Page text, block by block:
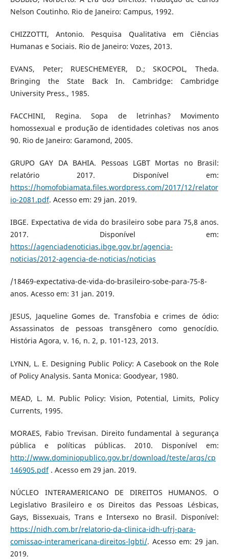
Nelson Coutinho. Rio de Janeiro: Campus, 1992.
CHIZZOTTI, Antonio. Pesquisa Qualitativa em Ciências
Humanas e Sociais. Rio de Janeiro: Vozes, 2013.
EVANS, Peter; RUESCHEMEYER, D.; SKOCPOL, Theda.
Bringing the State Back In. Cambridge: Cambridge
University Press., 1985.
FACCHINI, Regina. Sopa de letrinhas? Movimento
homossexual e produção de identidades coletivas nos anos
90. Rio de Janeiro: Garamond, 2005.
GRUPO GAY DA BAHIA. Pessoas LGBT Mortas no Brasil:
relatório 2017. Disponível em:
https://homofobiamata.files.wordpress.com/2017/12/relator
io-2081.pdf. Acesso em: 29 jan. 2019.
IBGE. Expectativa de vida do brasileiro sobe para 75,8 anos.
2017. Disponível em:
https://agenciadenoticias.ibge.gov.br/agencia-
noticias/2012-agencia-de-noticias/noticias
/18469-expectativa-de-vida-do-brasileiro-sobe-para-75-8-
anos. Acesso em: 31 jan. 2019.
JESUS, Jaqueline Gomes de. Transfobia e crimes de ódio:
Assassinatos de pessoas transgênero como genocídio.
História Agora, v. 16, n. 2, p. 101-123, 2013.
LYNN, L. E. Designing Public Policy: A Casebook on the Role
of Policy Analysis. Santa Monica: Goodyear, 1980.
MEAD, L. M. Public Policy: Vision, Potential, Limits, Policy
Currents, 1995.
MORAES, Fabio Trevisan. Direito fundamental à segurança
pública e políticas públicas. 2010. Disponível em:
http://www.dominiopublico.gov.br/download/teste/arqs/cp
146905.pdf. Acesso em 29 jan. 2019.
NÚCLEO INTERAMERICANO DE DIREITOS HUMANOS. O
Legislativo Brasileiro e os Direitos das Pessoas Lésbicas,
Gays, Bissexuais, Trans e Intersexo no Brasil. Disponível:
https://nidh.com.br/relatorio-da-clinica-idh-ufrj-para-
comissao-interamericana-direitos-lgbti/. Acesso em: 29 jan.
2019.